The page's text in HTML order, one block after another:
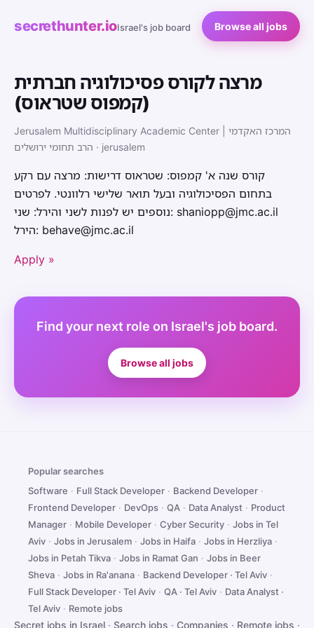
secrethunter.ioIsrael's job board Browse all jobs
מרצה לקורס פסיכולוגיה חברתית
(קמפוס שטראוס)
Jerusalem Multidisciplinary Academic Center | המרכז האקדמי
הרב תחומי ירושלים · jerusalem
קורס שנה א' קמפוס: שטראוס דרישות: מרצה עם רקע
בתחום הפסיכולוגיה ובעל תואר שלישי רלוונטי. לפרטים
נוספים יש לפנות לשני והירל: שני: shaniopp@jmc.ac.il
הירל: behave@jmc.ac.il
Apply »
Find your next role on Israel's job board.
Browse all jobs
Popular searches
Software · Full Stack Developer · Backend Developer ·
Frontend Developer · DevOps · QA · Data Analyst · Product
Manager · Mobile Developer · Cyber Security · Jobs in Tel
Aviv · Jobs in Jerusalem · Jobs in Haifa · Jobs in Herzliya ·
Jobs in Petah Tikva · Jobs in Ramat Gan · Jobs in Beer
Sheva · Jobs in Ra'anana · Backend Developer · Tel Aviv ·
Full Stack Developer · Tel Aviv · QA · Tel Aviv · Data Analyst ·
Tel Aviv · Remote jobs
Secret jobs in Israel · Search jobs · Companies · Remote jobs ·